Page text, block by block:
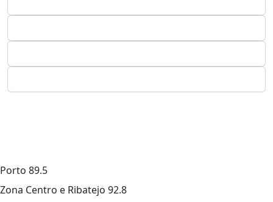
Porto 89.5
Zona Centro e Ribatejo 92.8